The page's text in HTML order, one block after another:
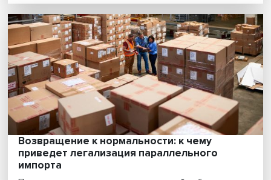
«Наша задача — спасти продукты,
не продаются, и в то же время помочь
нуждающимся людям»
Решение проблемы, связанной с выбрасыванием
лежит не только в экономической плоскости, но та......